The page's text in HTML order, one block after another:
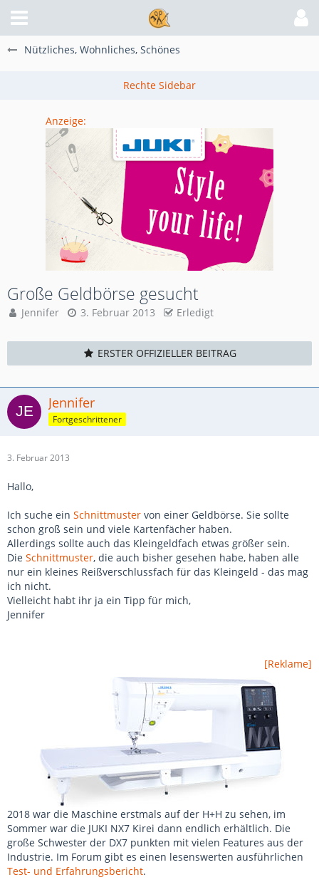
Nützliches, Wohnliches, Schönes
Anzeige:
Große Geldbörse gesucht
Jennifer 3. Februar 2013 Erledigt
ERSTER OFFIZIELLER BEITRAG
Jennifer
Fortgeschrittener
3. Februar 2013
Hallo,
Ich suche ein Schnittmuster von einer Geldbörse. Sie sollte
schon groß sein und viele Kartenfächer haben.
Allerdings sollte auch das Kleingeldfach etwas größer sein.
Die Schnittmuster, die auch bisher gesehen habe, haben alle
nur ein kleines Reißverschlussfach für das Kleingeld - das mag
ich nicht.
Vielleicht habt ihr ja ein Tipp für mich,
Jennifer
[Reklame]
2018 war die Maschine erstmals auf der H+H zu sehen, im
Sommer war die JUKI NX7 Kirei dann endlich erhältlich. Die
große Schwester der DX7 punkten mit vielen Features aus der
Industrie. Im Forum gibt es einen lesenswerten ausführlichen
Test- und Erfahrungsbericht.